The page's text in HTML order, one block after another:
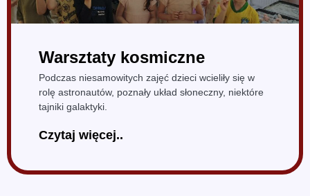
Warsztaty kosmiczne
Podczas niesamowitych zajęć dzieci wcieliły się w
rolę astronautów, poznały układ słoneczny, niektóre
tajniki galaktyki.
Czytaj więcej..